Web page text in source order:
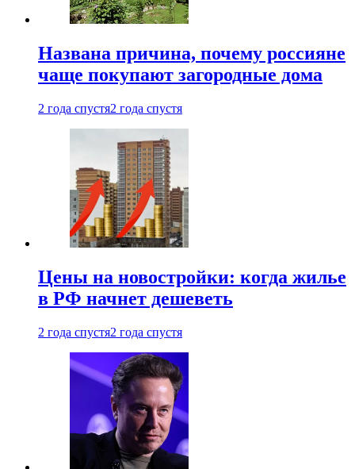
Названа причина, почему россияне
чаще покупают загородные дома
2 года спустя2 года спустя
Цены на новостройки: когда жилье
в РФ начнет дешеветь
2 года спустя2 года спустя